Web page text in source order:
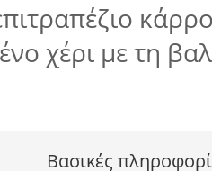
χέρι με τη
Βασικές